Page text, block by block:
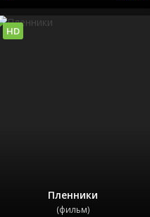
Пленники
(фильм)
HD